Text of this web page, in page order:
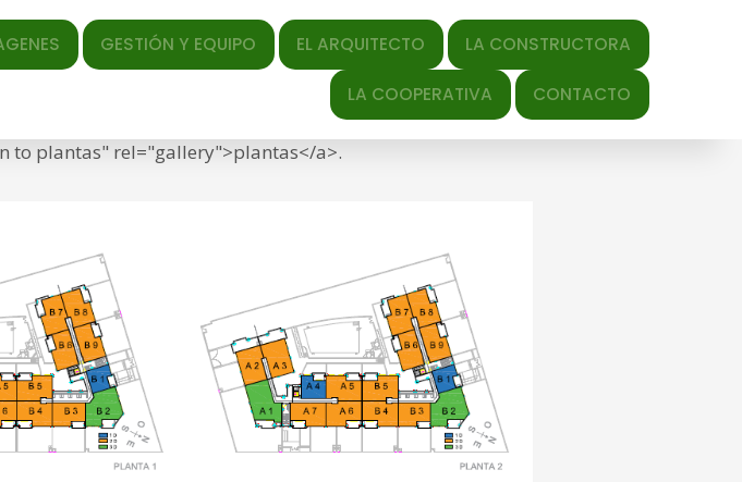
GESTIÓN Y EQUIPO EL ARQUITECTO LA CONSTRUCTORA
LA COOPERATIVA CONTACTO
date"><time class="entry-date" datetime="2024-10-
wp-content/uploads/2024/10/plantas.png" title="Link to full-size
to plantas" rel="gallery">plantas</a>.